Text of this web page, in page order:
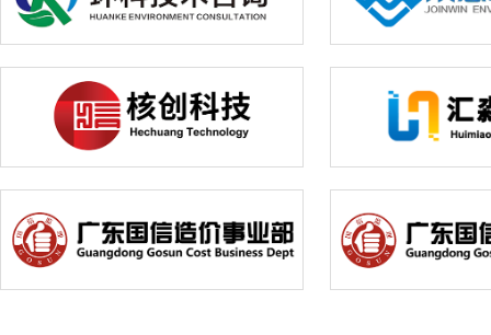
交投标文件时间：2026年8月27日09:00:00-9:30:00（北京时间） 2.递交投标文件截止时间：2026年8月27日9:30:00 （北京时间） 3.开标时间：2026年8月27日
（北京时间） 八、投标人的法定代表人或其授权的投标人代表投标时需携带资料（具体要求请参见第二部分投标人须知） 1.法人授权委托书原件2份（1份密封在投标文件
正本内，1份在投标现场提供）。 2.单独密封的投标文件电子版。应注明项目名称、项目编号及投标人全称并注明“投标文件电子版”字样。 3.单独密封的投标文件正副本。
投标文件正本、副本首页显著位置应注明项目名称、项目编号及投标人全称。 4.法定代表人本人或其授权的投标人代表身份证原件。 5.
封于一个信封内并注明“开标一览表”字样在投标现场提供；投标文件正副本中同时提供）。 上述文件应在规定时间
招标公告同时在中国人寿集中采购平台（https://cpmsx.e-
（http://www.cebpubservice.com/）、中国金融集中采购网